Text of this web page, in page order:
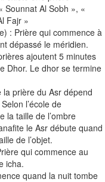
Sounnat Al Sobh », «
Fajr »
: Prière qui commence à
dépassé le méridien.
ajoutent 5 minutes
Dhor. Le dhor se termine
la prière du Asr dépend
l’école de
la taille de l’ombre
le Asr débute quand
de l’objet.
qui commence au
icha.
quand la nuit tombe